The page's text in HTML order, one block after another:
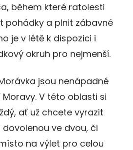
během které ratolesti
pohádky a plnit zábavné
je v létě k dispozici i
okruh pro nejmenší.
jsou nenápadné
V této oblasti si
ať už chcete vyrazit
ve dvou, či
na výlet pro celou